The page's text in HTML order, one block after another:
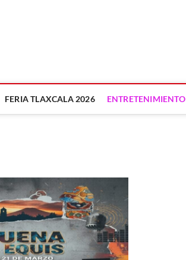
FERIA TLAXCALA 2026 ENTRETENIMIENTO